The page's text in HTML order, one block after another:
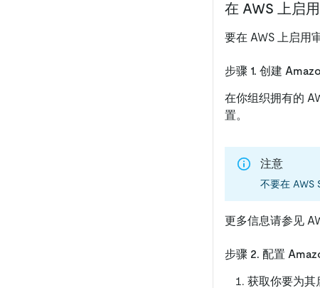
在 AWS 上启
要在 AWS 上启用
步骤 1. 创建
在你组织拥有的
置。
注意
不要在 AWS
更多信息请参见
步骤 2. 配置
获取你要为其